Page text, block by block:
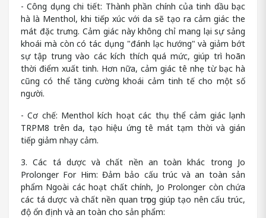
- Công dụng chi tiết: Thành phần chính của tinh dầu bạc
hà là Menthol, khi tiếp xúc với da sẽ tạo ra cảm giác the
mát đặc trưng. Cảm giác này không chỉ mang lại sự sảng
khoái mà còn có tác dụng "đánh lạc hướng" và giảm bớt
sự tập trung vào các kích thích quá mức, giúp trì hoãn
thời điểm xuất tinh. Hơn nữa, cảm giác tê nhẹ từ bạc hà
cũng có thể tăng cường khoái cảm tinh tế cho một số
người.
- Cơ chế: Menthol kích hoạt các thụ thể cảm giác lạnh
TRPM8 trên da, tạo hiệu ứng tê mát tạm thời và gián
tiếp giảm nhạy cảm.
3. Các tá dược và chất nền an toàn khác trong Jo
Prolonger For Him: Đảm bảo cấu trúc và an toàn sản
phẩm Ngoài các hoạt chất chính, Jo Prolonger còn chứa
các tá dược và chất nền quan trọng giúp tạo nên cấu trúc,
độ ổn định và an toàn cho sản phẩm: